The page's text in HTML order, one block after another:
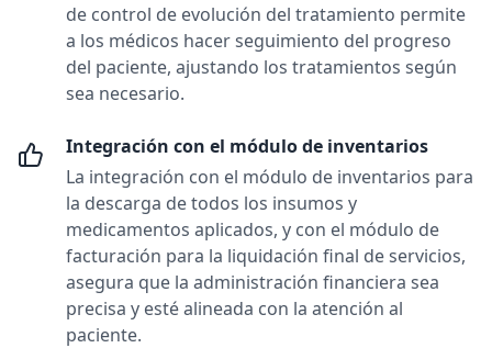
de control de evolución del tratamiento permite
a los médicos hacer seguimiento del progreso
del paciente, ajustando los tratamientos según
sea necesario.
Integración con el módulo de inventarios
La integración con el módulo de inventarios para
la descarga de todos los insumos y
medicamentos aplicados, y con el módulo de
facturación para la liquidación final de servicios,
asegura que la administración financiera sea
precisa y esté alineada con la atención al
paciente.